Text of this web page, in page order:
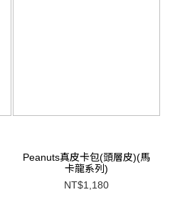
Peanuts真皮卡包(頭層皮)(馬
卡龍系列)
NT$1,180